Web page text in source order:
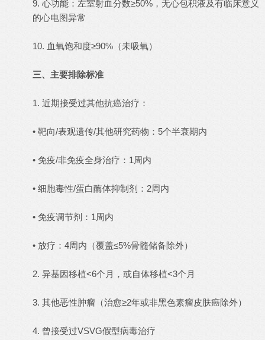
9. 心功能：左室射血分数≥50%，无心包积液及有临床意义
的心电图异常
10. 血氧饱和度≥90%（未吸氧）
三、主要排除标准
1. 近期接受过其他抗癌治疗：
• 靶向/表观遗传/其他研究药物：5个半衰期内
• 免疫/非免疫全身治疗：1周内
• 细胞毒性/蛋白酶体抑制剂：2周内
• 免疫调节剂：1周内
• 放疗：4周内（覆盖≤5%骨髓储备除外）
2. 异基因移植<6个月，或自体移植<3个月
3. 其他恶性肿瘤（治愈≥2年或非黑色素瘤皮肤癌除外）
4. 曾接受过VSVG假型病毒治疗